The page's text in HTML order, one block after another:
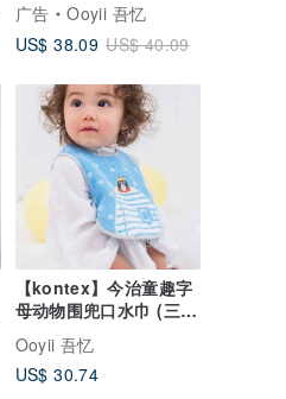
广告
Ooyii 吾忆
US$ 38.09 US$ 40.09
【kontex】今治童趣字
母动物围兜口水巾 (三色
可选)
Ooyii 吾忆
US$ 30.74